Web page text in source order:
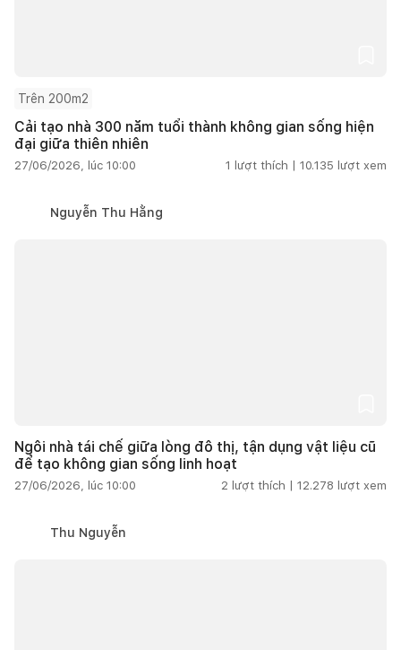
Trên 200m2
Cải tạo nhà 300 năm tuổi thành không gian sống hiện
đại giữa thiên nhiên
27/06/2026, lúc 10:00 1 lượt thích | 10.135 lượt xem
Nguyễn Thu Hằng
Ngôi nhà tái chế giữa lòng đô thị, tận dụng vật liệu cũ
để tạo không gian sống linh hoạt
27/06/2026, lúc 10:00 2 lượt thích | 12.278 lượt xem
Thu Nguyễn